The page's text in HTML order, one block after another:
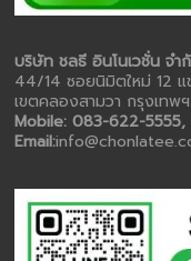
บริษัท ชลธี อินโนเวชั่น จำ
44/14 ซอยนิมิตใหม่ 12
เขตคลองสามวา กรุงเท
Mobile: 083-622-5555,
Email: